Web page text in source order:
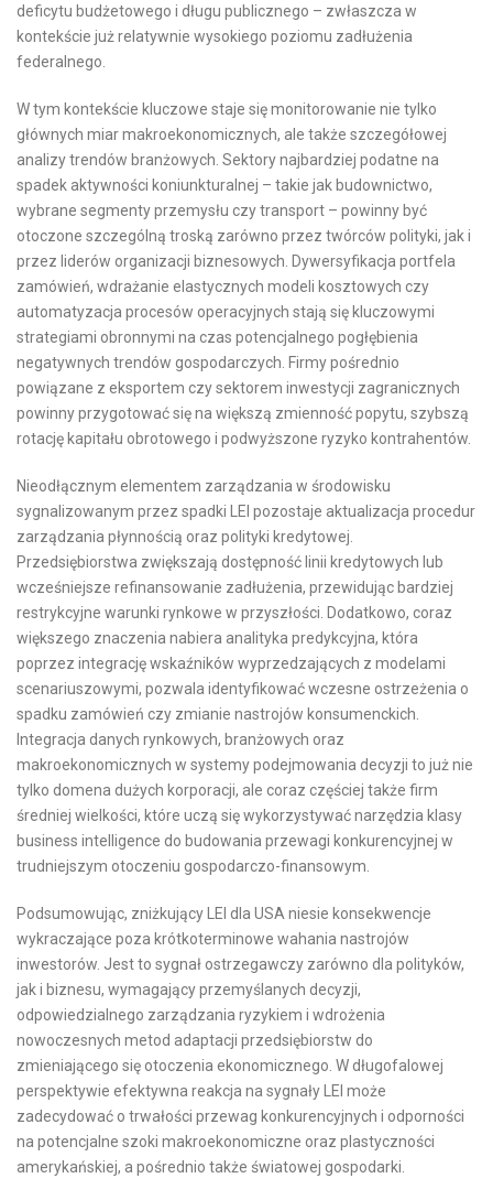
deficytu budżetowego i długu publicznego – zwłaszcza w
kontekście już relatywnie wysokiego poziomu zadłużenia
federalnego.
W tym kontekście kluczowe staje się monitorowanie nie tylko
głównych miar makroekonomicznych, ale także szczegółowej
analizy trendów branżowych. Sektory najbardziej podatne na
spadek aktywności koniunkturalnej – takie jak budownictwo,
wybrane segmenty przemysłu czy transport – powinny być
otoczone szczególną troską zarówno przez twórców polityki, jak i
przez liderów organizacji biznesowych. Dywersyfikacja portfela
zamówień, wdrażanie elastycznych modeli kosztowych czy
automatyzacja procesów operacyjnych stają się kluczowymi
strategiami obronnymi na czas potencjalnego pogłębienia
negatywnych trendów gospodarczych. Firmy pośrednio
powiązane z eksportem czy sektorem inwestycji zagranicznych
powinny przygotować się na większą zmienność popytu, szybszą
rotację kapitału obrotowego i podwyższone ryzyko kontrahentów.
Nieodłącznym elementem zarządzania w środowisku
sygnalizowanym przez spadki LEI pozostaje aktualizacja procedur
zarządzania płynnością oraz polityki kredytowej.
Przedsiębiorstwa zwiększają dostępność linii kredytowych lub
wcześniejsze refinansowanie zadłużenia, przewidując bardziej
restrykcyjne warunki rynkowe w przyszłości. Dodatkowo, coraz
większego znaczenia nabiera analityka predykcyjna, która
poprzez integrację wskaźników wyprzedzających z modelami
scenariuszowymi, pozwala identyfikować wczesne ostrzeżenia o
spadku zamówień czy zmianie nastrojów konsumenckich.
Integracja danych rynkowych, branżowych oraz
makroekonomicznych w systemy podejmowania decyzji to już nie
tylko domena dużych korporacji, ale coraz częściej także firm
średniej wielkości, które uczą się wykorzystywać narzędzia klasy
business intelligence do budowania przewagi konkurencyjnej w
trudniejszym otoczeniu gospodarczo-finansowym.
Podsumowując, zniżkujący LEI dla USA niesie konsekwencje
wykraczające poza krótkoterminowe wahania nastrojów
inwestorów. Jest to sygnał ostrzegawczy zarówno dla polityków,
jak i biznesu, wymagający przemyślanych decyzji,
odpowiedzialnego zarządzania ryzykiem i wdrożenia
nowoczesnych metod adaptacji przedsiębiorstw do
zmieniającego się otoczenia ekonomicznego. W długofalowej
perspektywie efektywna reakcja na sygnały LEI może
zadecydować o trwałości przewag konkurencyjnych i odporności
na potencjalne szoki makroekonomiczne oraz plastyczności
amerykańskiej, a pośrednio także światowej gospodarki.